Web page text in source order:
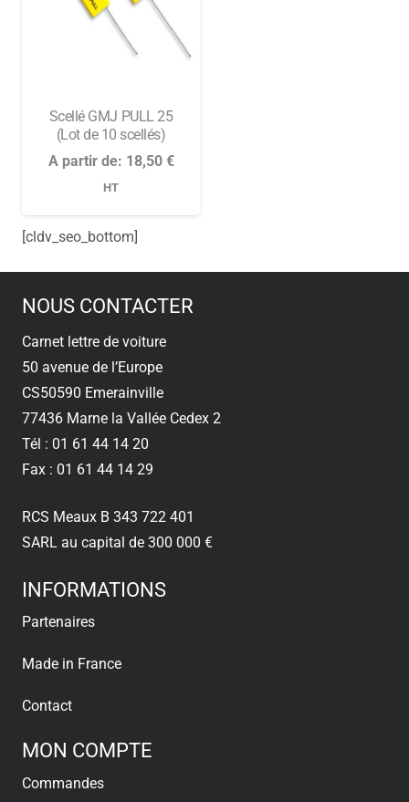
Scellé GMJ PULL 25
(Lot de 10 scellés)
A partir de: 18,50 €
HT
[cldv_seo_bottom]
NOUS CONTACTER
Carnet lettre de voiture
50 avenue de l’Europe
CS50590 Emerainville
77436 Marne la Vallée Cedex 2
Tél : 01 61 44 14 20
Fax : 01 61 44 14 29
RCS Meaux B 343 722 401
SARL au capital de 300 000 €
INFORMATIONS
Partenaires
Made in France
Contact
MON COMPTE
Commandes